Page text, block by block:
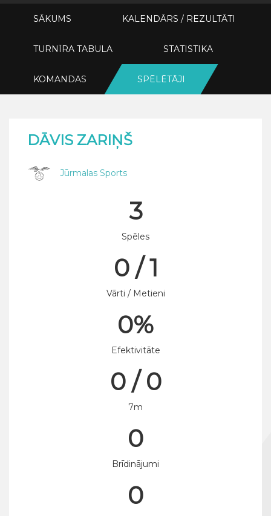
SĀKUMS KALENDĀRS / REZULTĀTI
TURNĪRA TABULA STATISTIKA
KOMANDAS SPĒLĒTĀJI
DĀVIS ZARIŅŠ
Jūrmalas Sports
3
Spēles
0 / 1
Vārti / Metieni
0%
Efektivitāte
0 / 0
7m
0
Brīdinājumi
0